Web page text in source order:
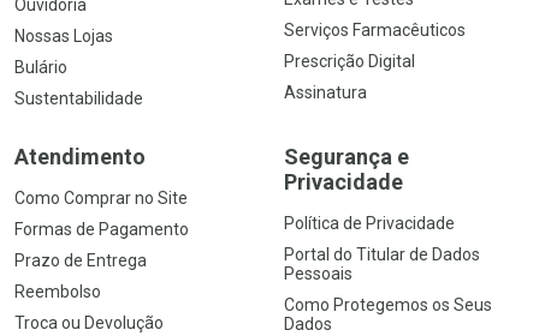
Ouvidoria
Nossas Lojas
Bulário
Sustentabilidade
Serviços Farmacêuticos
Prescrição Digital
Assinatura
Atendimento
Como Comprar no Site
Formas de Pagamento
Prazo de Entrega
Reembolso
Troca ou Devolução
Segurança e
Privacidade
Política de Privacidade
Portal do Titular de Dados
Pessoais
Como Protegemos os Seus
Dados